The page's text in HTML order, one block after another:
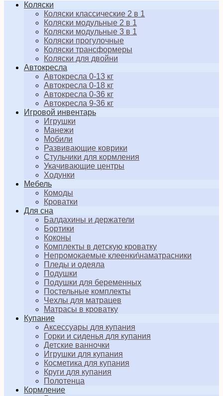
Коляски
Коляски классические 2 в 1
Коляски модульные 2 в 1
Коляски модульные 3 в 1
Коляски прогулочные
Коляски трансформеры
Коляски для двойни
Автокресла
Автокресла 0-13 кг
Автокресла 0-18 кг
Автокресла 0-36 кг
Автокресла 9-36 кг
Игровой инвентарь
Игрушки
Манежи
Мобили
Развивающие коврики
Стульчики для кормления
Укачивающие центры
Ходунки
Мебель
Комоды
Кроватки
Для сна
Балдахины и держатели
Бортики
Коконы
Комплекты в детскую кроватку
Непромокаемые клеенки\наматрасники
Пледы и одеяла
Подушки
Подушки для беременных
Постельные комплекты
Чехлы для матрацев
Матрасы в кроватку
Купание
Аксессуары для купания
Горки и сиденья для купания
Детские ванночки
Игрушки для купания
Косметика для купания
Круги для купания
Полотенца
Кормление